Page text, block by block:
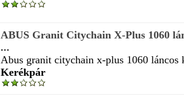
ABUS Granit Citychain X-Plus 1060
...
Abus granit citychain x-plus 1060 láncos
Kerékpár